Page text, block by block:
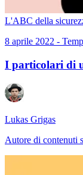
L'ABC della
8 aprile 2022 -
I particolari di
Lukas Grigas
Autore di contenuti